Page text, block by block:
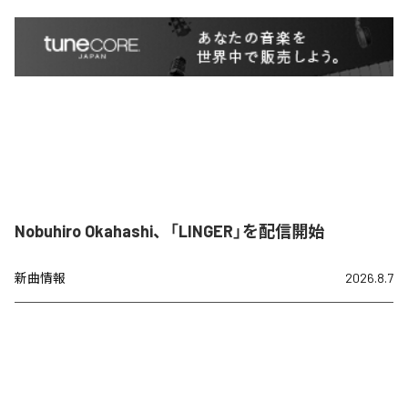
Nobuhiro Okahashi、「LINGER」を配信開始
新曲情報 2026.8.7